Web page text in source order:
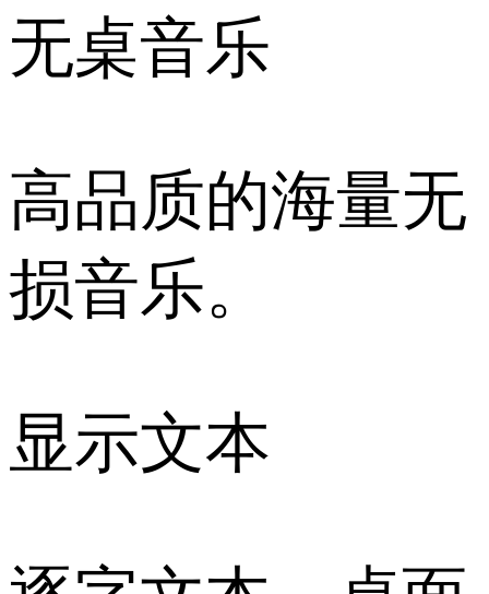
无桌音乐
高品质的海量无
损音乐。
显示文本